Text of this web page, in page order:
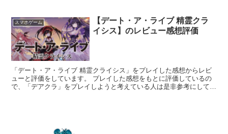
スマホゲーム
【デート・ア・ライブ 精霊クラ
イシス】のレビュー感想評価
「デート・ア・ライブ 精霊クライシス」をプレイした感想からレビ
ューと評価をしています。 プレイした感想をもとに評価しているの
で、「デアクラ」をプレイしようと考えている人は是非参考にしてみ